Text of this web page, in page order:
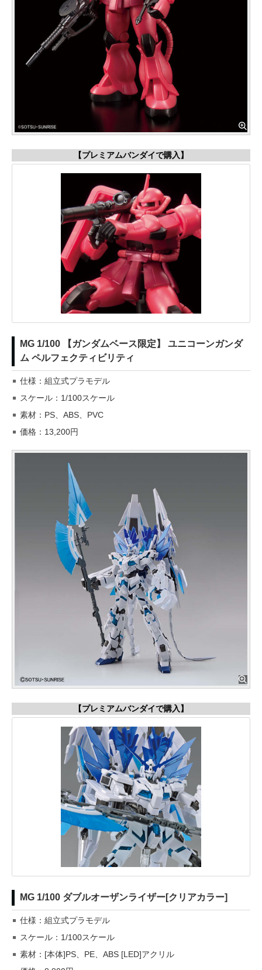
【プレミアムバンダイで購入】
MG 1/100 【ガンダムベース限定】 ユニコーンガンダ
ム ペルフェクティビリティ
仕様：組立式プラモデル
スケール：1/100スケール
素材：PS、ABS、PVC
価格：13,200円
【プレミアムバンダイで購入】
MG 1/100 ダブルオーザンライザー[クリアカラー]
仕様：組立式プラモデル
スケール：1/100スケール
素材：[本体]PS、PE、ABS [LED]アクリル